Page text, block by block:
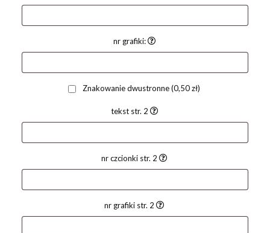
nr grafiki:
Znakowanie dwustronne(0,50 zł)
tekst str. 2
nr czcionki str. 2
nr grafiki str. 2